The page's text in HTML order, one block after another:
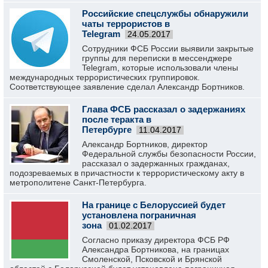
Российские спецслужбы обнаружили
чаты террористов в
Telegram
24.05.2017
Сотрудники ФСБ России выявили закрытые
группы для переписки в мессенджере
Telegram, которые использовали члены
международных террористических группировок.
Соответствующее заявление сделал Александр Бортников.
Глава ФСБ рассказал о задержаниях
после теракта в
Петербурге
11.04.2017
Александр Бортников, директор
Федеральной службы безопасности России,
рассказал о задержанных гражданах,
подозреваемых в причастности к террористическому акту в
метрополитене Санкт-Петербурга.
На границе с Белоруссией будет
установлена пограничная
зона
01.02.2017
Согласно приказу директора ФСБ РФ
Александра Бортникова, на границах
Смоленской, Псковской и Брянской